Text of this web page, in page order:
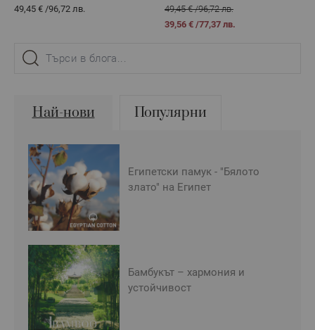
49,45 € /96,72 лв.
49,45 €/96,72 лв.
39,56 € /77,37 лв.
Най-нови
Египетски памук - "Бялото
злато" на Египет
Бамбукът – хармония и
устойчивост
Популярни